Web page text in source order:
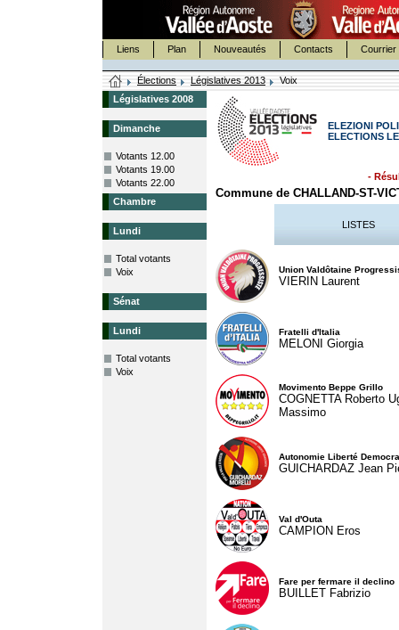
Liens Plan Nouveautés Contacts Courrier
Élections Législatives 2013
Voix
Législatives 2008
Dimanche
Votants 12.00
Votants 19.00
Votants 22.00
Chambre
Lundi
Total votants
Voix
Sénat
Lundi
Total votants
Voix
ELEZIONI
ELECTIONS
-
Commune de CHALLAND-ST-
LISTES
Union Valdôtaine
VIERIN Laurent
Fratelli d'Italia
MELONI Giorgia
Movimento Beppe Grillo
COGNETTA Roberto
Massimo
Autonomie Liberté
GUICHARDAZ Jean
Val d'Outa
CAMPION Eros
Fare per fermare il declino
BUILLET Fabrizio